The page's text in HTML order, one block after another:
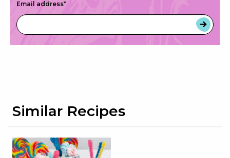
Email address*
Similar Recipes